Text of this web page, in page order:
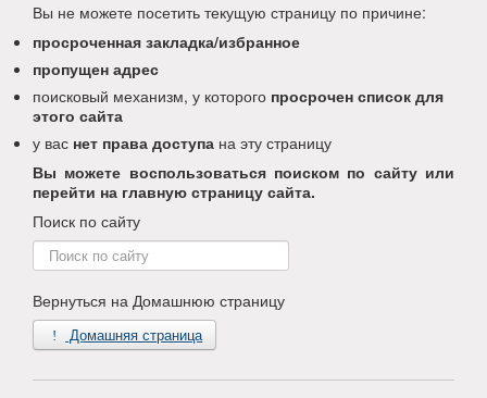
Вы не можете посетить текущую страницу по причине:
просроченная закладка/избранное
пропущен адрес
поисковый механизм, у которого просрочен список для
этого сайта
у вас нет права доступа на эту страницу
Вы можете воспользоваться поиском по сайту или
перейти на главную страницу сайта.
Поиск по сайту
Поиск
по
Вернуться на Домашнюю страницу
Домашняя страница